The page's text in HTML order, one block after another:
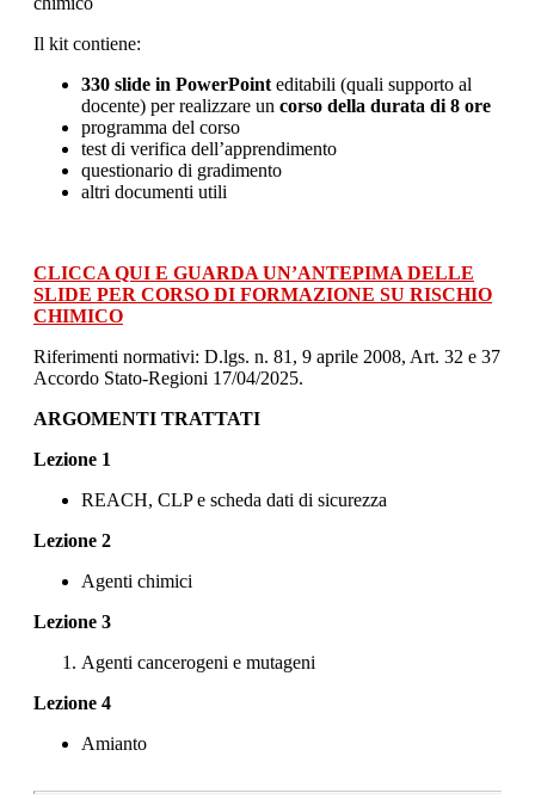
Il kit contiene:
330 slide in PowerPoint editabili (quali supporto al
docente) per realizzare un corso della durata di 8 ore
programma del corso
test di verifica dell’apprendimento
questionario di gradimento
altri documenti utili
CLICCA QUI E GUARDA UN’ANTEPIMA DELLE
SLIDE PER CORSO DI FORMAZIONE SU RISCHIO
CHIMICO
Riferimenti normativi: D.lgs. n. 81, 9 aprile 2008, Art. 32 e 37
Accordo Stato-Regioni 17/04/2025.
ARGOMENTI TRATTATI
Lezione 1
REACH, CLP e scheda dati di sicurezza
Lezione 2
Agenti chimici
Lezione 3
Agenti cancerogeni e mutageni
Lezione 4
Amianto